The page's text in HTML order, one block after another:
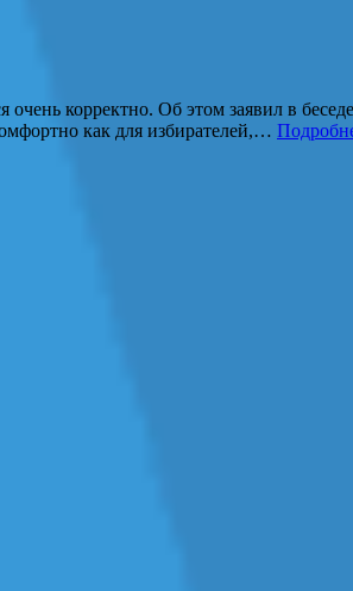
корректно. Об этом заявил в беседе
как для избирателей,…